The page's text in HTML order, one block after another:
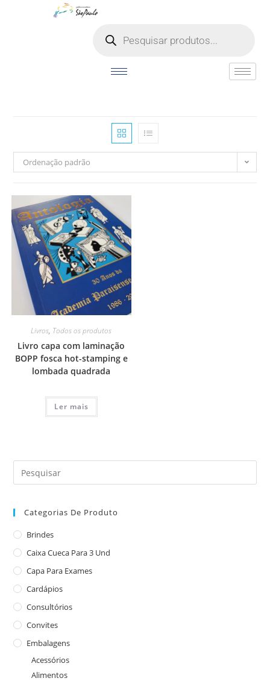
Ordenação padrão
Livros, Todos os produtos
Livro capa com laminação
BOPP fosca hot-stamping e
lombada quadrada
Ler mais
Categorias De Produto
Brindes
Caixa Cueca Para 3 Und
Capa Para Exames
Cardápios
Consultórios
Convites
Embalagens
Acessórios
Alimentos